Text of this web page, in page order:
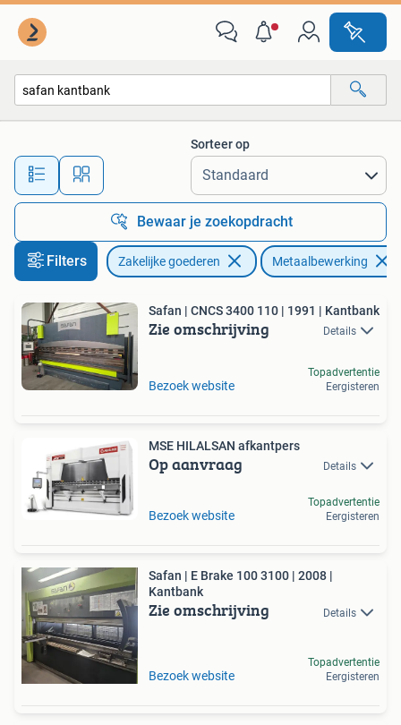
Alle afstanden…
Sorteer op
Bewaar je zoekopdracht
Filters Zakelijke goederen Metaalbewerking
Safan | CNCS 3400 110 | 1991 | Kantbank
Zie omschrijving Details
Bezoek website
Topadvertentie
Eergisteren
MSE HILALSAN afkantpers
Op aanvraag Details
Bezoek website
Topadvertentie
Eergisteren
Safan | E Brake 100 3100 | 2008 |
Kantbank
Zie omschrijving Details
Bezoek website
Topadvertentie
Eergisteren